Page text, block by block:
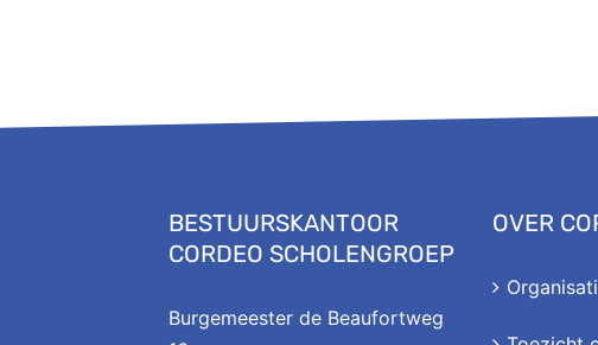
BESTUURSKANTOOR
CORDEO SCHOLENGROEP
Burgemeester de Beaufortweg
OVER